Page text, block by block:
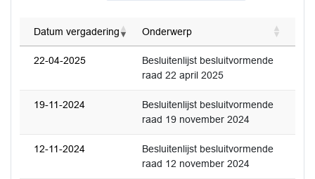
Datum vergadering Onderwerp
22-04-2025
Besluitenlijst besluitvormende
raad 22 april 2025
19-11-2024
Besluitenlijst besluitvormende
raad 19 november 2024
12-11-2024
Besluitenlijst besluitvormende
raad 12 november 2024